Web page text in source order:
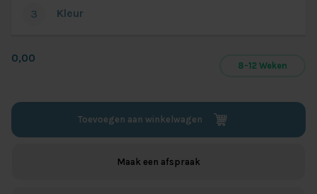
3 Kleur
0,00
8-12 Weken
Toevoegen aan winkelwagen
Maak een afspraak